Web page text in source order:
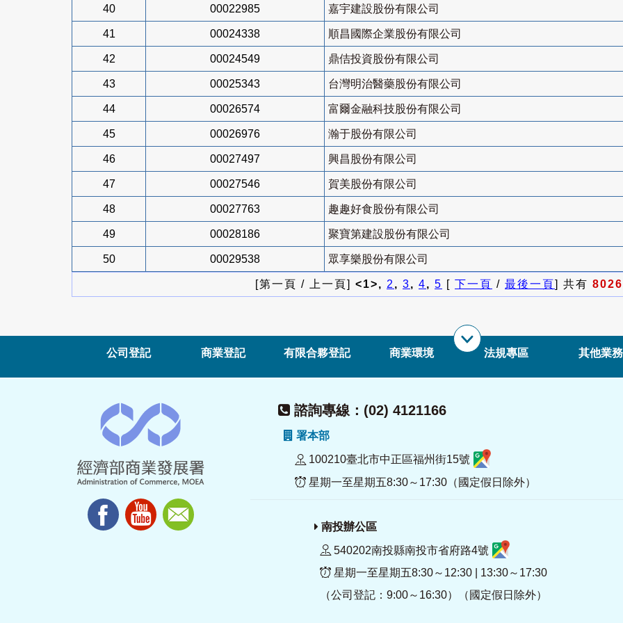
40 00022985 嘉宇建設股份有限公司
41 00024338 順昌國際企業股份有限公司
42 00024549 鼎佶投資股份有限公司
43 00025343 台灣明治醫藥股份有限公司
44 00026574 富爾金融科技股份有限公司
45 00026976 瀚于股份有限公司
46 00027497 興昌股份有限公司
47 00027546 賀美股份有限公司
48 00027763 趣趣好食股份有限公司
49 00028186 聚寶第建設股份有限公司
50 00029538 眾享樂股份有限公司
[第一頁 / 上一頁] <1>, 2, 3, 4, 5 [ 下一頁 / 最後一頁] 共有 8026
公司登記 商業登記 有限合夥登記 商業環境 法規專區 其他業務
諮詢專線：(02) 4121166
署本部
100210臺北市中正區福州街15號
星期一至星期五8:30～17:30（國定假日除外）
南投辦公區
540202南投縣南投市省府路4號
星期一至星期五8:30～12:30 | 13:30～17:30
（公司登記：9:00～16:30）（國定假日除外）